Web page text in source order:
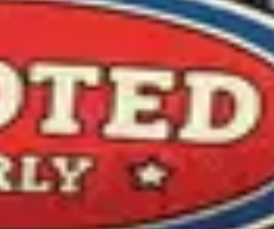
您的礼品卡。